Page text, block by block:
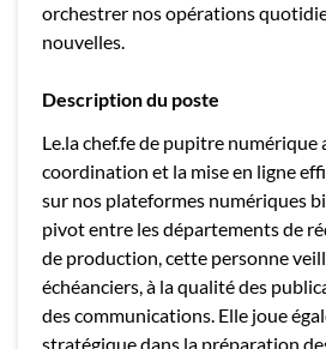
orchestrer nos opérations
nouvelles.
Description du poste
Le.la chef.fe de pupitre numérique
coordination et la mise en ligne
sur nos plateformes numériques
pivot entre les départements de
de production, cette personne
échéanciers, à la qualité des
des communications. Elle joue
stratégique dans la préparation